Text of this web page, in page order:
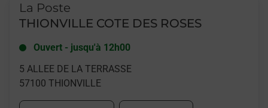
La Poste
THIONVILLE COTE DES ROSES
Ouvert - jusqu'à 12h00
5 ALLEE DE LA TERRASSE
57100 THIONVILLE